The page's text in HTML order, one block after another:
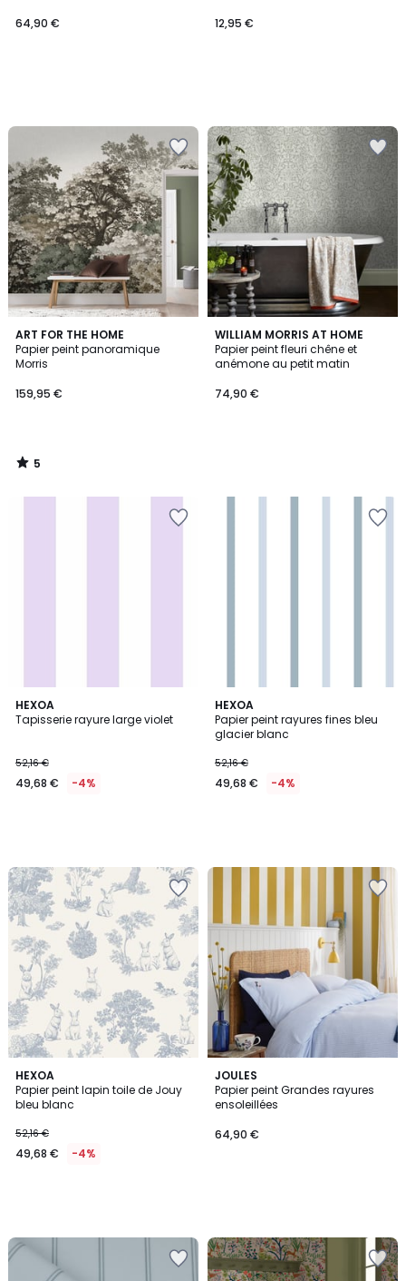
64,90 € 12,95 €
ART FOR THE HOME
Papier peint panoramique
Morris
159,95 €
5
/
5
5
/
WILLIAM MORRIS AT HOME
Papier peint fleuri chêne et
anémone au petit matin
74,90 €
HEXOA
Tapisserie rayure large violet
52,16 €
49,68 € -4%
HEXOA
Papier peint rayures fines bleu
glacier blanc
52,16 €
49,68 € -4%
HEXOA
Papier peint lapin toile de Jouy
bleu blanc
52,16 €
49,68 € -4%
JOULES
Papier peint Grandes rayures
ensoleillées
64,90 €